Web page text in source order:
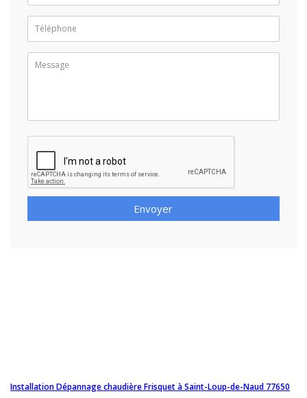
Envoyer
Installation Dépannage chaudière Frisquet à Saint-Loup-de-Naud 77650